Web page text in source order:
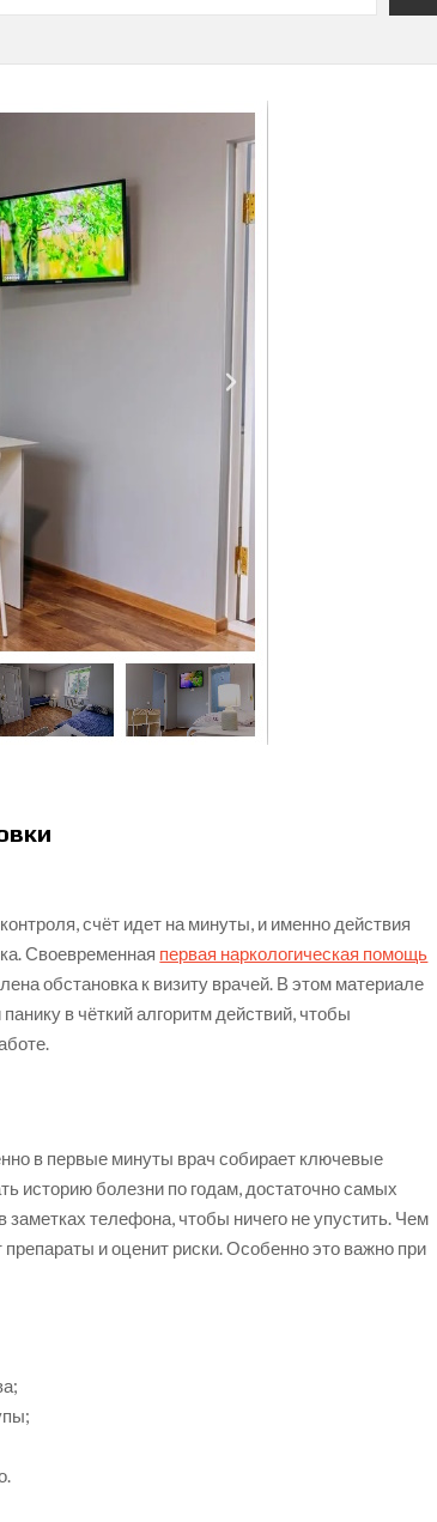
счёт идет на минуты, и именно действия
Своевременная первая наркологическая помощь
обстановка к визиту врачей. В этом материале
в чёткий алгоритм действий, чтобы
в первые минуты врач собирает ключевые
историю болезни по годам, достаточно самых
телефона, чтобы ничего не упустить. Чем
и оценит риски. Особенно это важно при